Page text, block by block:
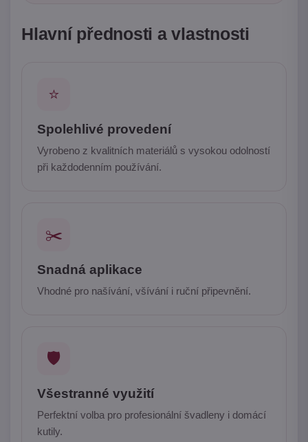
Hlavní přednosti a vlastnosti
⭐
Spolehlivé provedení
Vyrobeno z kvalitních materiálů s vysokou odolností
při každodenním používání.
✂️
Snadná aplikace
Vhodné pro našívání, všívání i ruční připevnění.
🛡️
Všestranné využití
Perfektní volba pro profesionální švadleny i domácí
kutily.